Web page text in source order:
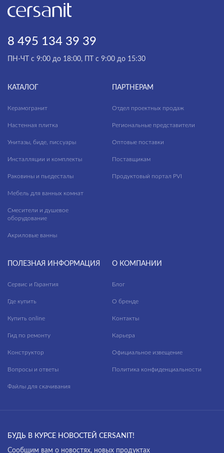
8 495 134 39 39
ПН-ЧТ с 9:00 до 18:00, ПТ с 9:00 до 15:30
КАТАЛОГ
Керамогранит
Настенная плитка
Унитазы, биде, писсуары
Инсталляции и комплекты
Раковины и пьедесталы
Мебель для ванных комнат
Смесители и душевое
оборудование
Акриловые ванны
ПАРТНЕРАМ
Отдел проектных продаж
Региональные представители
Оптовые поставки
Поставщикам
Продуктовый портал PVI
ПОЛЕЗНАЯ ИНФОРМАЦИЯ
Сервис и Гарантия
Где купить
Купить online
Гид по ремонту
Конструктор
Вопросы и ответы
Файлы для скачивания
О КОМПАНИИ
Блог
О бренде
Контакты
Карьера
Официальное извещение
Политика конфиденциальности
БУДЬ В КУРСЕ НОВОСТЕЙ CERSANIT!
Cообщим вам о новостях, новых продуктах